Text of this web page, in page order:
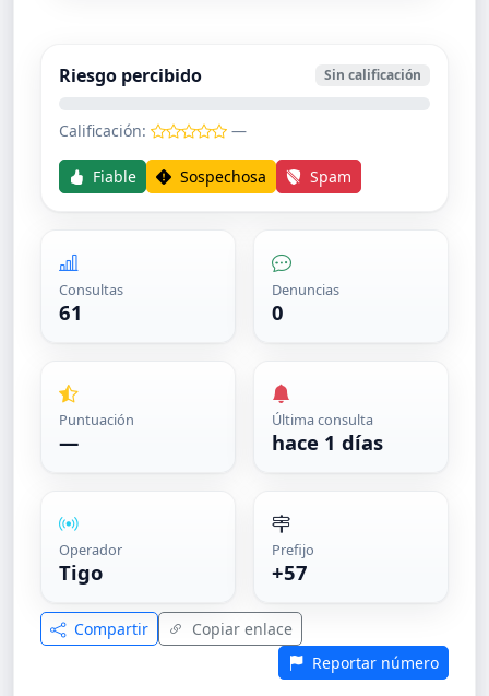
Riesgo percibido Sin calificación
Calificación: —
Fiable Sospechosa Spam
Consultas
61
Denuncias
0
Puntuación
—
Última consulta
hace 1 días
Operador
Tigo
Prefijo
+57
Compartir
Copiar enlace
Reportar número